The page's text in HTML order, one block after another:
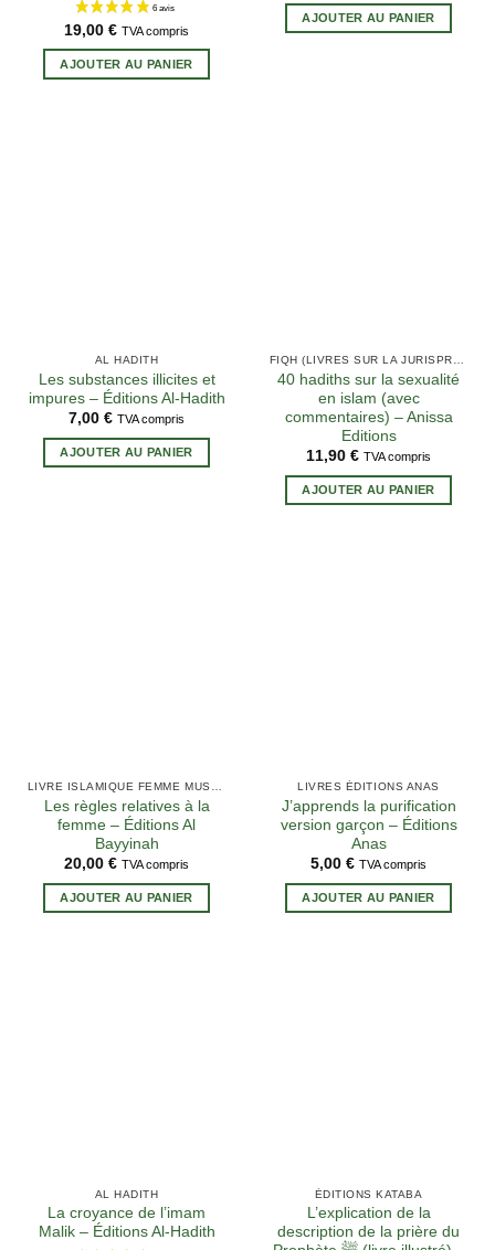
19,00 € TVA compris
AJOUTER AU PANIER
AJOUTER AU PANIER
AL HADITH
Les substances illicites et
impures – Éditions Al-Hadith
7,00 € TVA compris
AJOUTER AU PANIER
40 hadiths sur la sexualité
en islam (avec
commentaires) – Anissa
Editions
11,90 € TVA compris
AJOUTER AU PANIER
Les règles relatives à la
femme – Éditions Al
Bayyinah
20,00 € TVA compris
AJOUTER AU PANIER
LIVRES ÉDITIONS ANAS
J’apprends la purification
version garçon – Éditions
Anas
5,00 € TVA compris
AJOUTER AU PANIER
AL HADITH
La croyance de l’imam
Malik – Éditions Al-Hadith
ÉDITIONS KATABA
L’explication de la
description de la prière du